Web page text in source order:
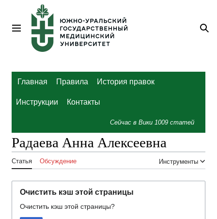
содержанию
Главное меню
Главная Правила История правок
Инструкции Контакты
Сейчас в Вики 1009 статей
Радаева Анна Алексеевна
Статья Обсуждение Инструменты
Очистить кэш этой страницы
Очистить кэш этой страницы?